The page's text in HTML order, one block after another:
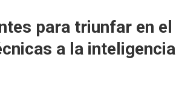
para triunfar en el
a la inteligencia